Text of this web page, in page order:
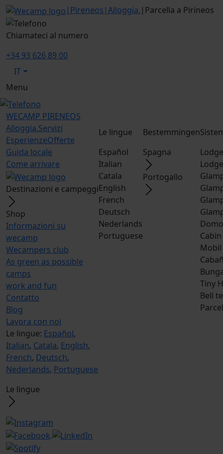
| Pireneos |Alloggia. | Parcella a Pirineos
Chiamateci al numero
+34 93 626 89 00
IT
Menu
WECAMP PIRENEOS
Alloggia.Servizi
EsperienzeOfferte
Guida locale
Come arrivare
Destinazioni e campeggi
Shop
Informazioni su
wecamp
Wecampers club
As green as possible
camps
work and fun
Contatto
Blog
Lavora con noi
Le lingue: Español,
Italian, Catala, English,
French, Deutsch,
Nederlands, Portuguese
Le lingue
Le lingue
Español
Italian
Catala
English
French
Deutsch
Nederlands
Portuguese
Bestemmingen
Spagna
Portogallo
Domo
Mobil
Tiny
Bell